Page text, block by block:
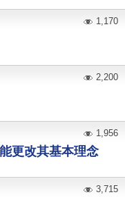
1,170
2,200
更改其基本理念
1,956
3,715